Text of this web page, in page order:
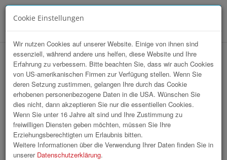
hr-lounge Mitte zu Gast bei Greiner
Holding AG
Cookie Einstellungen
Wir nutzen Cookies auf unserer Website. Einige von ihnen sind
essenziell, während andere uns helfen, diese Website und Ihre
Erfahrung zu verbessern. Bitte beachten Sie, dass wir auch Cookies
von US-amerikanischen Firmen zur Verfügung stellen. Wenn Sie
deren Setzung zustimmen, gelangen Ihre durch das Cookie
erhobenen personenbezogene Daten in die USA. Wünschen Sie
dies nicht, dann akzeptieren Sie nur die essentiellen Cookies.
Wenn Sie unter 16 Jahre alt sind und Ihre Zustimmung zu
freiwilligen Diensten geben möchten, müssen Sie Ihre
Erziehungsberechtigten um Erlaubnis bitten.
Weitere Informationen über die Verwendung Ihrer Daten finden Sie in
unserer Datenschutzerklärung.